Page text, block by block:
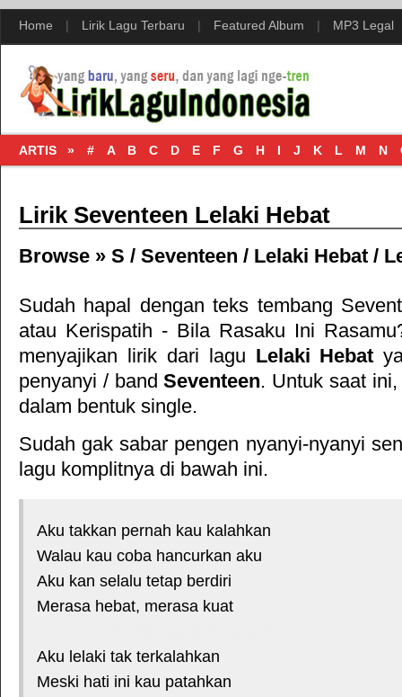
Home | Lirik Lagu Terbaru | Featured Album | MP3 Legal
ARTIS » # A B C D E F G H I J K L M N
Lirik Seventeen Lelaki Hebat
Browse » S / Seventeen / Lelaki Hebat /
Sudah hapal dengan teks tembang
atau Kerispatih - Bila Rasaku Ini Rasamu
menyajikan lirik dari lagu Lelaki Hebat
penyanyi / bandSeventeen. Untuk saat
dalam bentuk single.
Sudah gak sabar pengen nyanyi-nyanyi
lagu komplitnya di bawah ini.
Aku takkan pernah kau kalahkan
Walau kau coba hancurkan aku
Aku kan selalu tetap berdiri
Merasa hebat, merasa kuat
Aku lelaki tak terkalahkan
Meski hati ini kau patahkan